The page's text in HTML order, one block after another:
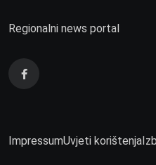
Regionalni news portal
ImpressumUvjeti korištenja